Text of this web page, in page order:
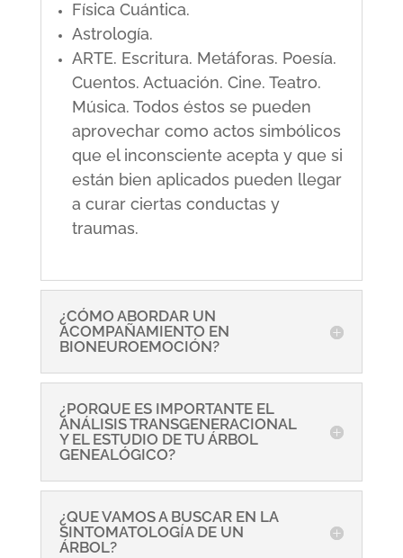
Física Cuántica.
Astrología.
ARTE. Escritura. Metáforas. Poesía.
Cuentos. Actuación. Cine. Teatro.
Música. Todos éstos se pueden
aprovechar como actos simbólicos
que el inconsciente acepta y que si
están bien aplicados pueden llegar
a curar ciertas conductas y
traumas.
¿CÓMO ABORDAR UN
ACOMPAÑAMIENTO EN
BIONEUROEMOCIÓN?
¿PORQUE ES IMPORTANTE EL
ANÁLISIS TRANSGENERACIONAL
Y EL ESTUDIO DE TU ÁRBOL
GENEALÓGICO?
¿QUE VAMOS A BUSCAR EN LA
SINTOMATOLOGÍA DE UN
ÁRBOL?